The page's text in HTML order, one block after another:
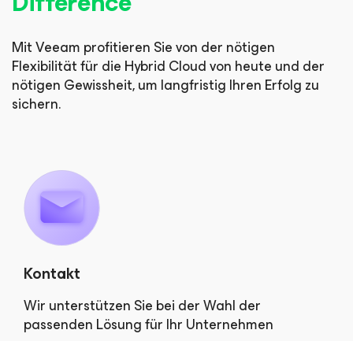
Mit Veeam profitieren Sie von der nötigen
Flexibilität für die Hybrid Cloud von heute und der
nötigen Gewissheit, um langfristig Ihren Erfolg zu
sichern.
Kontakt
Wir unterstützen Sie bei der Wahl der
passenden Lösung für Ihr Unternehmen